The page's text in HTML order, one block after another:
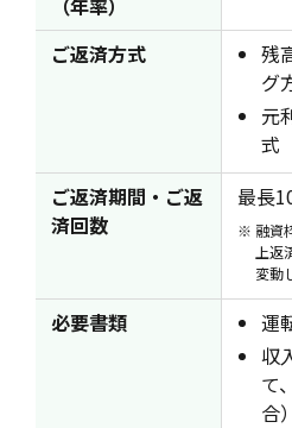
ご返済方式
残
グ
元
式
ご返済期間・ご返
済回数
最長
融資
上返
変動
必要書類
運
収
て
合）